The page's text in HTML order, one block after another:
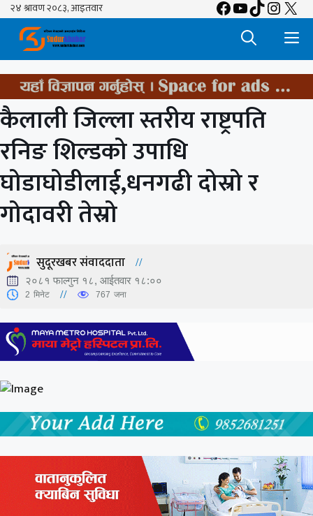
Skip
content
Facebook
YouTube
TikTok
X
कैलाली जिल्ला स्तरीय राष्ट्रपति
रनिङ शिल्डको उपाधि
घोडाघोडीलाई,धनगढी दोस्रो र
गोदावरी तेस्रो
सुदूरखबर संवाददाता
२०८१ फाल्गुन १८, आईतवार १८:००
2 मिनेट 767 जना